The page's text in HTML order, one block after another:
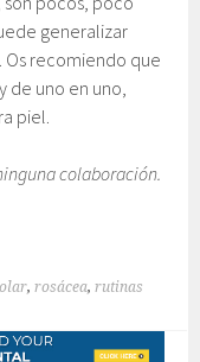
generalizar
Os recomiendo que
de uno en uno,
piel.
colaboración.
,rosácea,rutinas